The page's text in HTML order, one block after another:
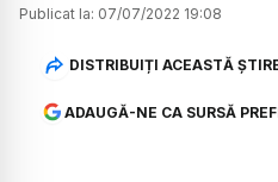
Publicat la: 07/07/2022 19:08
DISTRIBUIȚI ACEASTĂ
ADAUGĂ-NE CA SURSĂ